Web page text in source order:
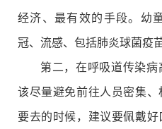
经济、最有效的手段。幼
冠、流感、包括肺炎球菌疫
第二，在呼吸道传染
该尽量避免前往人员密集
要去的时候，建议要佩戴